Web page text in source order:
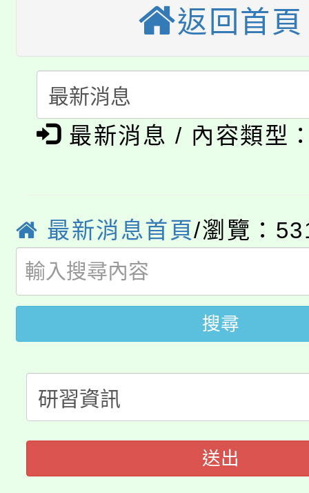
《TA101》溝通分析基
程，歡迎學生輔導中心
心理、諮商輔導、社會
系所師生報名參加。
轉知苗栗縣政府辦理
縣市「校園短影音徵選
門員」簡章及活動海報
踴躍報名參加。
要點
「桃園市補助參觀特色
展演活動實施計畫」
淨零綠領人才培育課程
公告本校115學年度第
車」活動
桃園市115學年度學生
生本土語及新住民語歌
公告本校115學年度第
代理(課)教師甄選結果(
公告本校115學年度第
代理(課)教師甄選結果
轉知中國文化大學推廣
程，歡迎學生輔導中心
心理、諮商輔導、社會
系所師生報名參加。
縣市「校園短影音徵選
門員」簡章及活動海報
踴躍報名參加。
桃園市115學年度學生
「桃園市補助參觀特色
展演活動實施計畫」
返回首頁
最新消息 / 內容類型
最新消息首頁/瀏覽：
搜尋
送出